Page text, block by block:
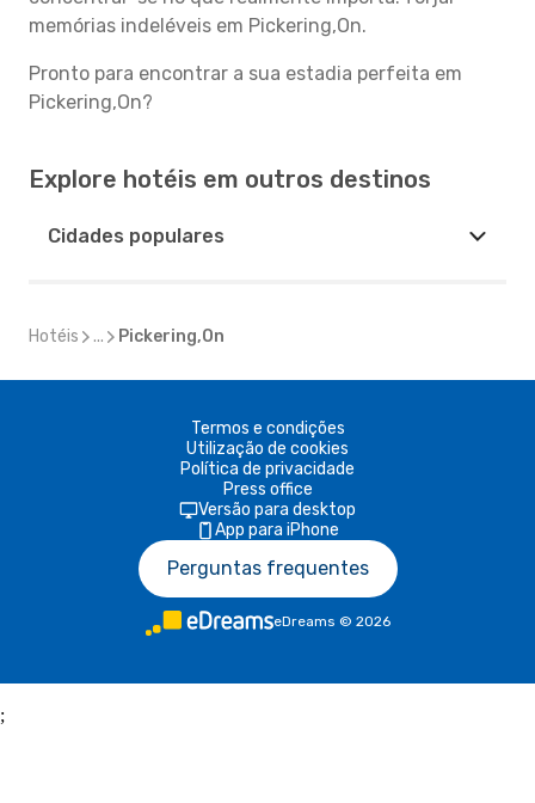
memórias indeléveis em Pickering,On.
Pronto para encontrar a sua estadia perfeita em
Pickering,On?
Explore hotéis em outros destinos
Cidades populares
Hotéis ... Pickering,On
Termos e condições
Utilização de cookies
Política de privacidade
Press office
Versão para desktop
App para iPhone
Perguntas frequentes
eDreams © 2026
;